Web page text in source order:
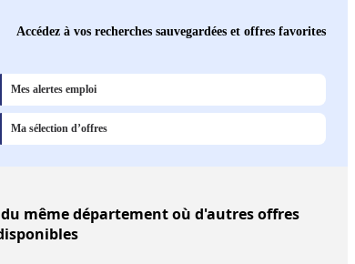
Accédez à vos recherches sauvegardées et offres favorites
Mes alertes emploi
Ma sélection d’offres
du même département où d'autres offres